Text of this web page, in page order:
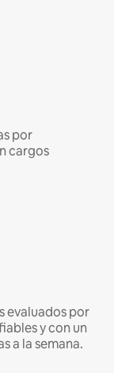
por
cargos
evaluados por
y con un
a la semana.